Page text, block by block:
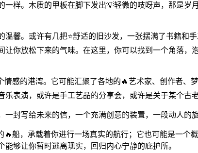
样。木质的甲板在脚下发出💡轻微的吱呀声，那是
馨。或许有几把⭐舒适的旧沙发，一张摆满了书籍和
你放松下来的气味。在这里，你可以找到一个角落
感的港湾。它可能汇聚了各地的🔥艺术家、创作者、
表演，或许是手工艺品的分享会，或许是关于某个古老
封写给未来的信，一个充满创意的装置，一段动人的旋
船，承载着你进行一场真实的航行；它也可能是一个
够让你暂时逃离现实，回归内心宁静的庇护所。